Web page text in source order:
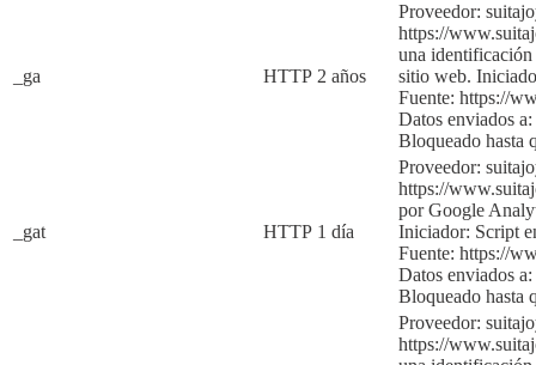
_ga HTTP 2 años
Proveedor:
https://
una identificación
sitio web.
Fuente: https://
Datos enviados a:
Bloqueado hasta
_gat HTTP 1 día
Proveedor:
https://
por Google
Iniciador: Script
Fuente: https://
Datos enviados a:
Bloqueado hasta
Proveedor:
https://